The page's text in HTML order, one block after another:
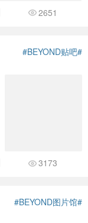
2651
#BEYOND贴吧#
3173
#BEYOND图片馆#